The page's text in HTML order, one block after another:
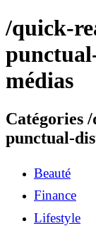
/quick-
médias
Catégories
punctual-
Beauté
Finance
Lifestyle